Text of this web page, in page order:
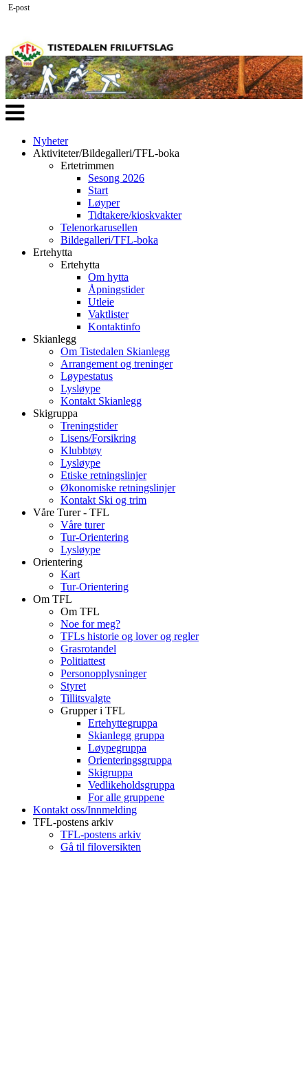
Veksle
navigasjon
Nyheter
Aktiviteter/Bildegalleri/TFL-boka
Ertetrimmen
Sesong 2026
Start
Løyper
Tidtakere/kioskvakter
Telenorkarusellen
Bildegalleri/TFL-boka
Ertehytta
Ertehytta
Om hytta
Åpningstider
Utleie
Vaktlister
Kontaktinfo
Skianlegg
Om Tistedalen Skianlegg
Arrangement og treninger
Løypestatus
Lysløype
Kontakt Skianlegg
Skigruppa
Treningstider
Lisens/Forsikring
Klubbtøy
Lysløype
Etiske retningslinjer
Økonomiske retningslinjer
Kontakt Ski og trim
Våre Turer - TFL
Våre turer
Tur-Orientering
Lysløype
Orientering
Kart
Tur-Orientering
Om TFL
Om TFL
Noe for meg?
TFLs historie og lover og regler
Grasrotandel
Politiattest
Personopplysninger
Styret
Tillitsvalgte
Grupper i TFL
Ertehyttegruppa
Skianlegg gruppa
Løypegruppa
Orienteringsgruppa
Skigruppa
Vedlikeholdsgruppa
For alle gruppene
Kontakt oss/Innmelding
TFL-postens arkiv
TFL-postens arkiv
Gå til filoversikten
E-post